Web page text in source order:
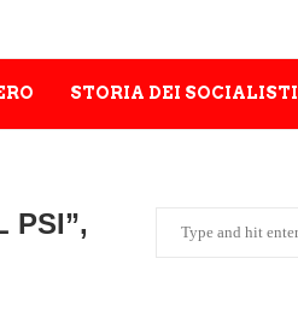
STORIA DEI SOCIALISTI
PSI”,